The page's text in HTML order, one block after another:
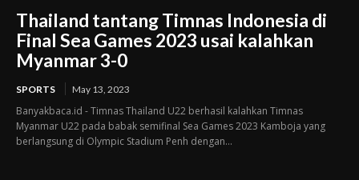
Thailand tantang Timnas Indonesia di
Final Sea Games 2023 usai kalahkan
Myanmar 3-0
SPORTS May 13, 2023
Banyakbaca.id - Timnas Thailand U22 berhasil kalahkan Timnas
Myanmar U22 pada babak semifinal Sea Games 2023 Kamboja yang
berlangsung di Olympic Stadium Penh dengan...